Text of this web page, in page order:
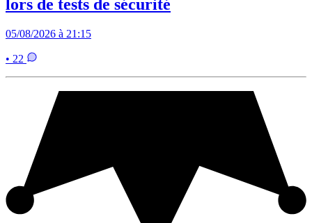
lors de tests de sécurité
05/08/2026 à 21:15
• 22